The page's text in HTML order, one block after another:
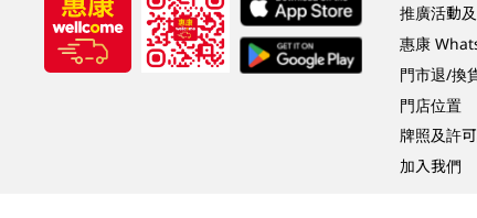
推廣活動
惠康
門市退/換
門店位置
牌照及許
加入我們